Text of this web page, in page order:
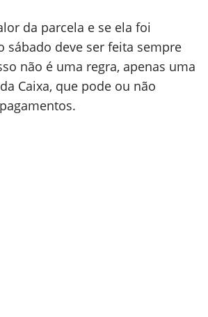
da parcela e se ela foi
sábado deve ser feita sempre
não é uma regra, apenas uma
Caixa, que pode ou não